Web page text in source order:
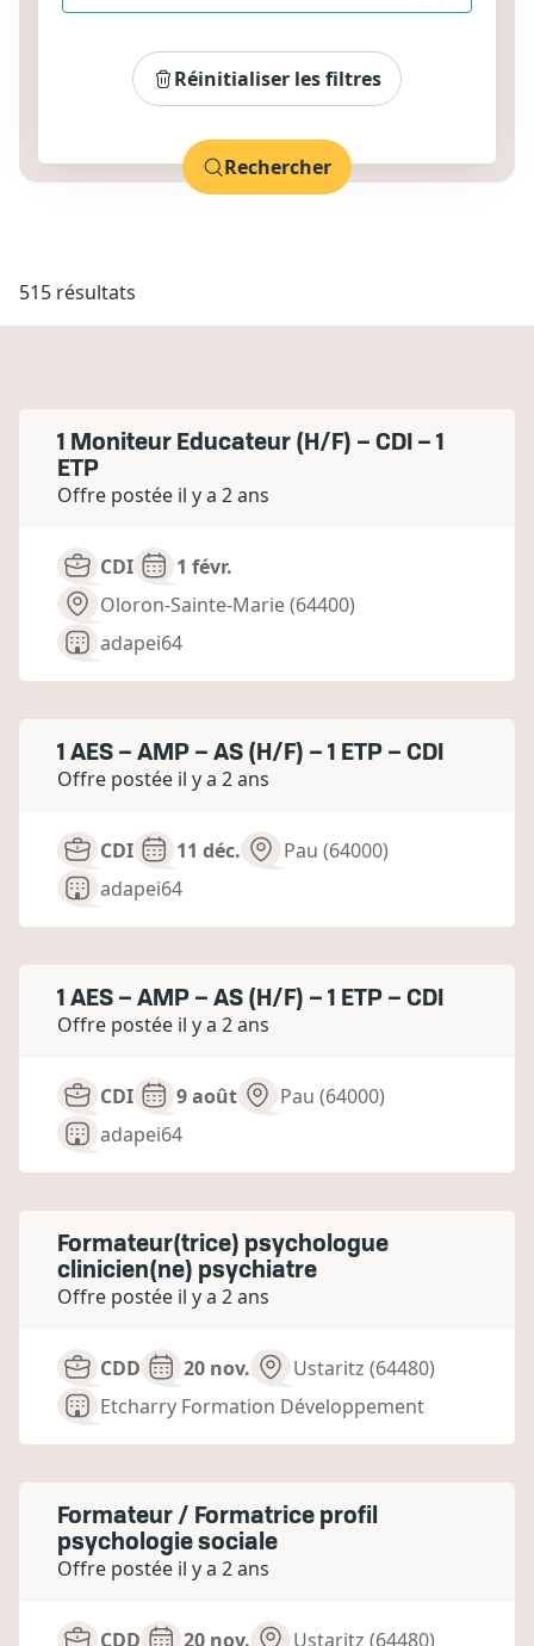
Réinitialiser les filtres
Rechercher
515 résultats
1 Moniteur Educateur (H/F) – CDI – 1
ETP
Offre postée il y a 2 ans
CDI
1 févr.
Oloron-Sainte-Marie (64400)
adapei64
1 AES – AMP – AS (H/F) – 1 ETP – CDI
Offre postée il y a 2 ans
CDI 11 déc.
Pau (64000)
adapei64
1 AES – AMP – AS (H/F) – 1 ETP – CDI
Offre postée il y a 2 ans
CDI 9 août
Pau (64000)
adapei64
Formateur(trice) psychologue
clinicien(ne) psychiatre
Offre postée il y a 2 ans
CDD 20 nov.
Ustaritz (64480)
Etcharry Formation Développement
Formateur / Formatrice profil
psychologie sociale
Offre postée il y a 2 ans
CDD 20 nov. Ustaritz (64480)